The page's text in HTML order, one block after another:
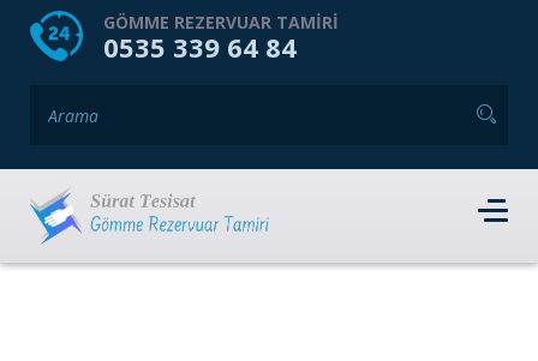
HOME HAKKIMIZDA
GÖMME REZERVUAR TAMIRI
0535 339 64 84